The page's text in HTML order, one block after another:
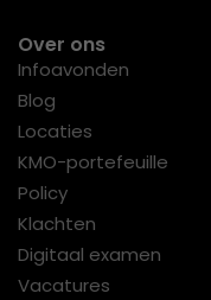
Over ons
Infoavonden
Blog
Locaties
KMO-portefeuille
Policy
Klachten
Digitaal examen
Vacatures